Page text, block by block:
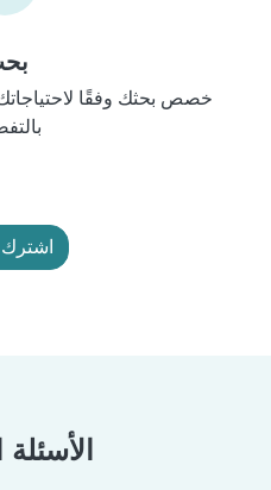
خصص بحثك وفقًا
اشترك